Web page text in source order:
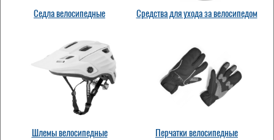
Седла велосипедные Средства для ухода за велосипедом
Шлемы велосипедные Перчатки велосипедные